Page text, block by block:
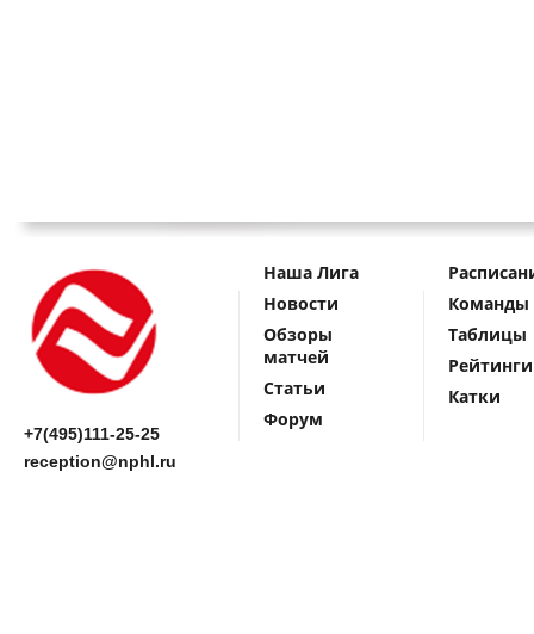
+7(495)111-25-25
reception@nphl.ru
Наша Лига
Новости
Обзоры
матчей
Статьи
Форум
Команды
Таблицы
Рейтинги
Катки